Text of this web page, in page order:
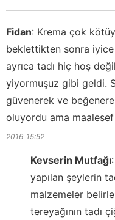
Fidan: Krema çok
beklettikten sonra iyice
ayrıca tadı hiç hoş
yiyormuşuz gibi geldi.
güvenerek ve
oluyordu ama
2016 15:52
Kevserin Mutfağı:
yapılan şeylerin
malzemeler
tereyağının tadı